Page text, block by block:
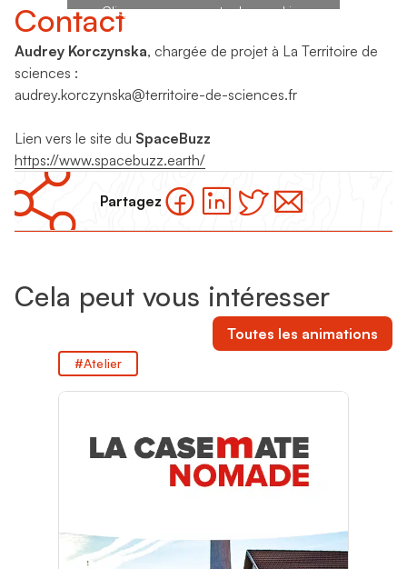
Cliquez pour accepter les cookies
marketing et activer ce contenu
Contact
Audrey Korczynska, chargée de projet à La Territoire de
sciences :
audrey.korczynska@territoire-de-sciences.fr
Lien vers le site du SpaceBuzz
https://www.spacebuzz.earth/
Partagez
Cela peut vous intéresser
Toutes les animations
Atelier